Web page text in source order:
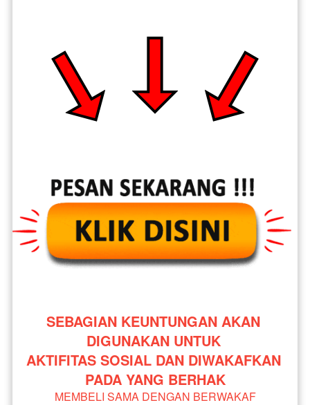
SEBAGIAN KEUNTUNGAN AKAN
DIGUNAKAN UNTUK
AKTIFITAS SOSIAL DAN DIWAKAFKAN
PADA YANG BERHAK
MEMBELI SAMA DENGAN BERWAKAF